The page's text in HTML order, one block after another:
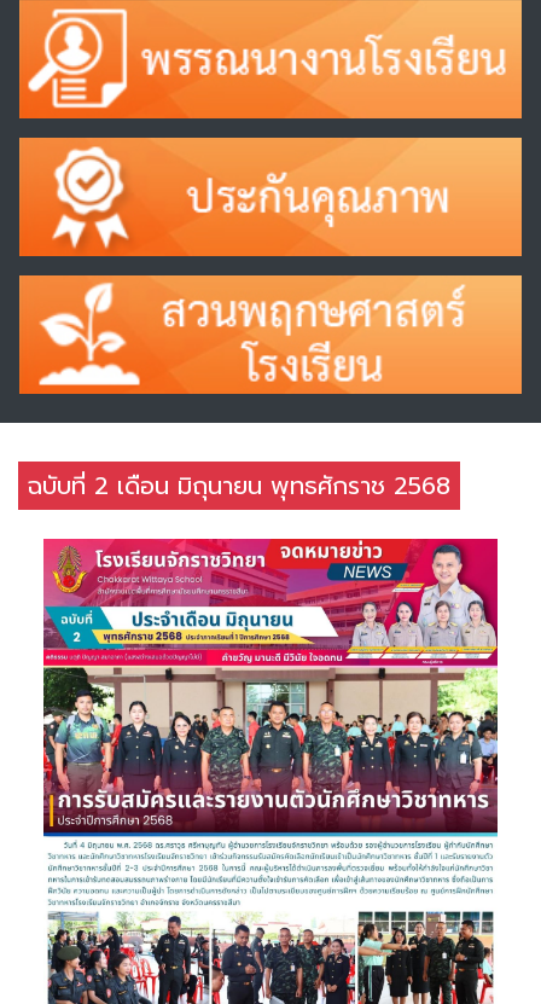
ฉบับที่ 2 เดือน มิถุนายน พุทธศักราช 2568